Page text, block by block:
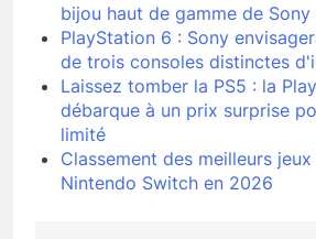
bijou haut de gamme de Sony
PlayStation 6 : Sony
de trois consoles distinctes
Laissez tomber la PS5 : la
débarque à un prix surprise
limité
Classement des meilleurs
Nintendo Switch en 2026